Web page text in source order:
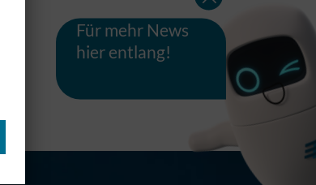
Für mehr News
hier entlang!